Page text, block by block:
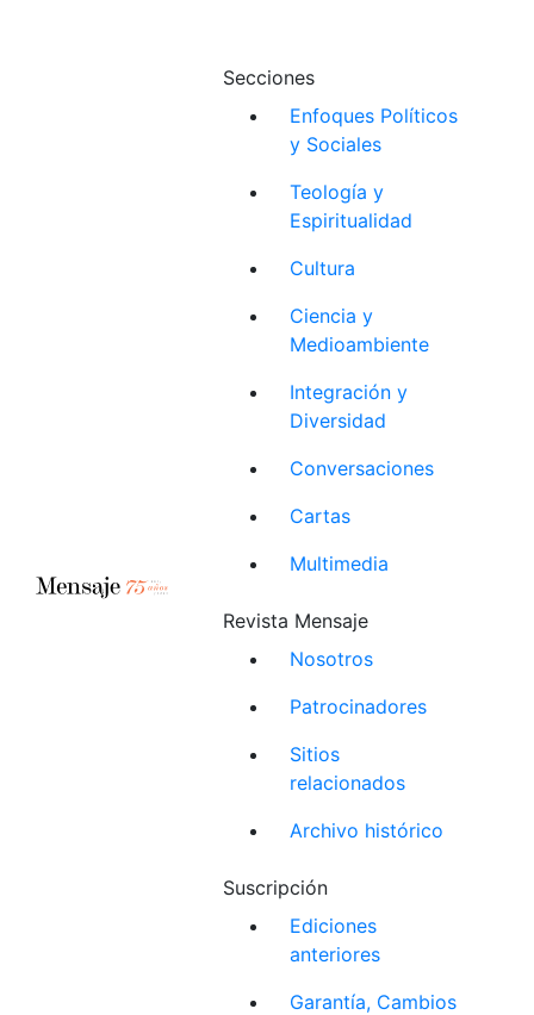
Secciones
Enfoques Políticos
y Sociales
Teología y
Espiritualidad
Cultura
Ciencia y
Medioambiente
Integración y
Diversidad
Conversaciones
Cartas
Multimedia
Revista Mensaje
Nosotros
Patrocinadores
Sitios
relacionados
Archivo histórico
Suscripción
Ediciones
anteriores
Garantía, Cambios